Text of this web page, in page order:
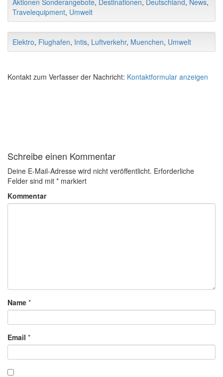
Aktionen Sonderangebote, Destinationen, Deutschland, News,
Travelequipment, Umwelt
Elektro, Flughafen, Intis, Luftverkehr, Muenchen, Umwelt
Kontakt zum Verfasser der Nachricht: Kontaktformular anzeigen
Schreibe einen Kommentar
Deine E-Mail-Adresse wird nicht veröffentlicht. Erforderliche
Felder sind mit * markiert
Kommentar
Name *
Email *